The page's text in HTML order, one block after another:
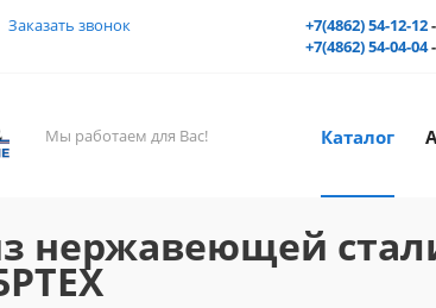
Заказать звонок +7(4862) 54-12-12
+7(4862) 54-04-04
Мы работаем для Вас! Каталог
нержавеющей